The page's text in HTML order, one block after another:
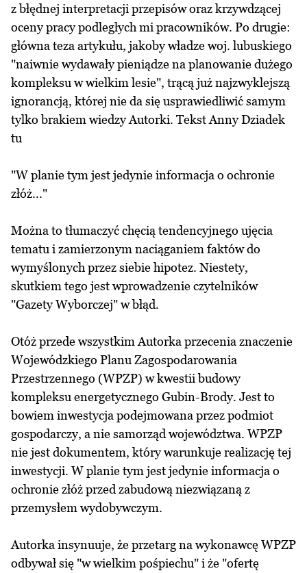
z błędnej interpretacji przepisów oraz krzywdzącej
oceny pracy podległych mi pracowników. Po drugie:
główna teza artykułu, jakoby władze woj. lubuskiego
"naiwnie wydawały pieniądze na planowanie dużego
kompleksu w wielkim lesie", trącą już najzwyklejszą
ignorancją, której nie da się usprawiedliwić samym
tylko brakiem wiedzy Autorki. Tekst Anny Dziadek
tu
"W planie tym jest jedynie informacja o ochronie
złóż..."
Można to tłumaczyć chęcią tendencyjnego ujęcia
tematu i zamierzonym naciąganiem faktów do
wymyślonych przez siebie hipotez. Niestety,
skutkiem tego jest wprowadzenie czytelników
"Gazety Wyborczej" w błąd.
Otóż przede wszystkim Autorka przecenia znaczenie
Wojewódzkiego Planu Zagospodarowania
Przestrzennego (WPZP) w kwestii budowy
kompleksu energetycznego Gubin-Brody. Jest to
bowiem inwestycja podejmowana przez podmiot
gospodarczy, a nie samorząd województwa. WPZP
nie jest dokumentem, który warunkuje realizację tej
inwestycji. W planie tym jest jedynie informacja o
ochronie złóż przed zabudową niezwiązaną z
przemysłem wydobywczym.
Autorka insynuuje, że przetarg na wykonawcę WPZP
odbywał się "w wielkim pośpiechu" i że "ofertę